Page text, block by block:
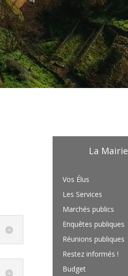
La Mairie
Vos Élus
Les Services
Marchés publics
Enquêtes publiques
Réunions publiques
Restez informés !
Budget